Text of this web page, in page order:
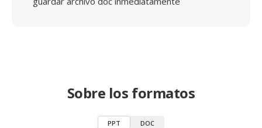
Sobre los formatos
PPT DOC